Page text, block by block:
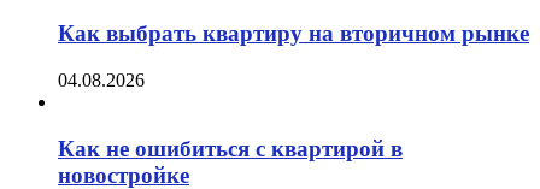
Как выбрать квартиру на вторичном рынке
04.08.2026
Как не ошибиться с квартирой в
новостройке